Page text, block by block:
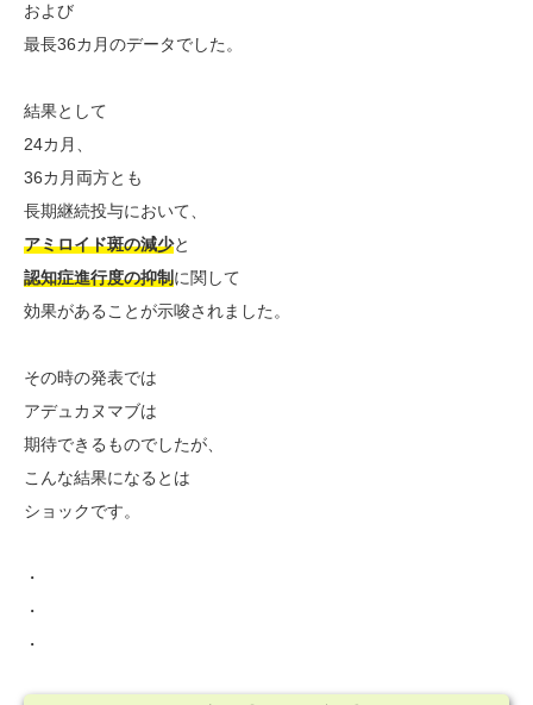
および
最長36カ月のデータでした。
結果として
24カ月、
36カ月両方とも
長期継続投与において、
アミロイド斑の減少と
認知症進行度の抑制に関して
効果があることが示唆されました。
その時の発表では
アデュカヌマブは
期待できるものでしたが、
こんな結果になるとは
ショックです。
・
・
・